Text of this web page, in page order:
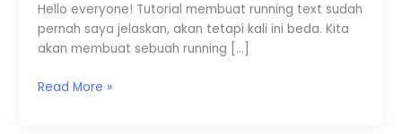
Hello everyone! Tutorial membuat running text sudah
pernah saya jelaskan, akan tetapi kali ini beda. Kita
akan membuat sebuah running […]
Text
+
Image
Marquee
Read More »